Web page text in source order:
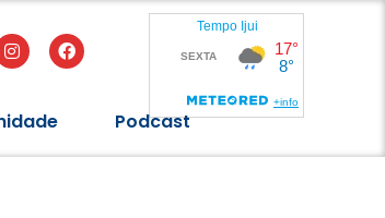
Podcast